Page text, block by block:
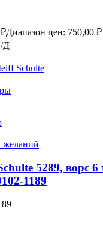
₽Диапазон цен: 750,00
Д
Schulte
желаний
5289, ворс
1189